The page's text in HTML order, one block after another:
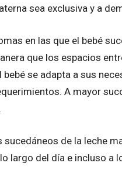
sea exclusiva y a
en las que el bebé
que los espacios
se adapta a sus
A mayor
de la leche
largo del día e incluso a